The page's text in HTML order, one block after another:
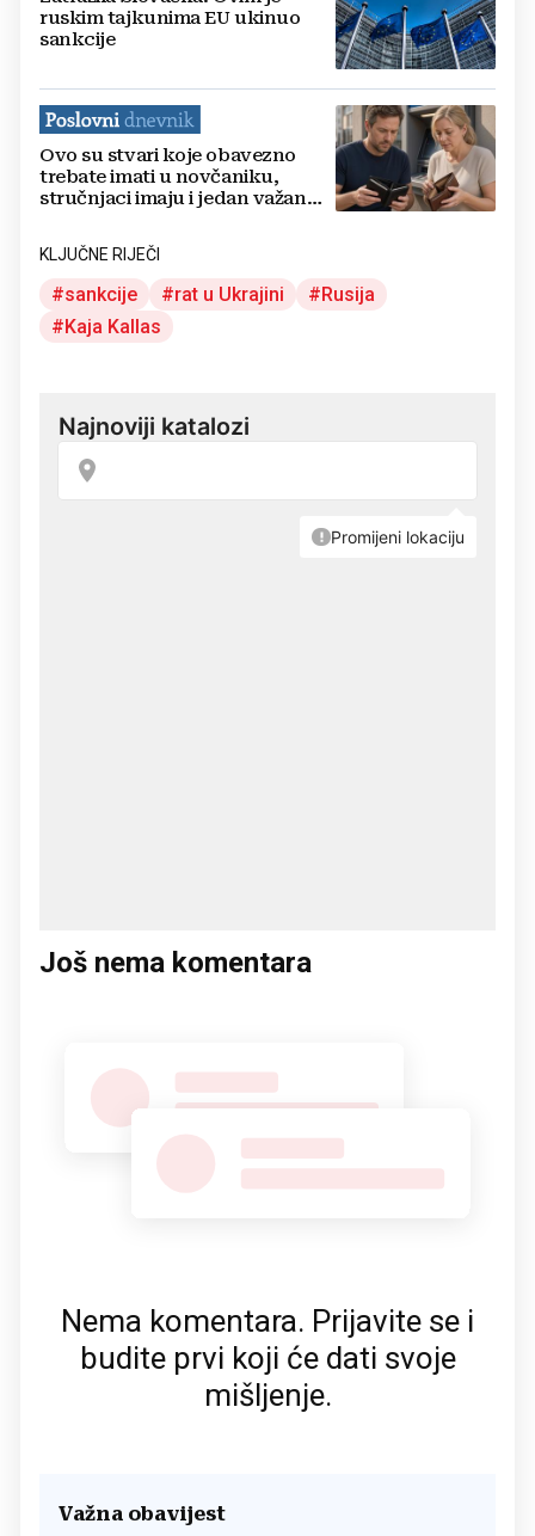
ruskim tajkunima EU ukinuo
sankcije
Ovo su stvari koje obavezno
trebate imati u novčaniku,
stručnjaci imaju i jedan važan
KLJUČNE RIJEČI
sankcije rat u Ukrajini
Rusija
Kaja Kallas
Još nema komentara
Nema komentara. Prijavite se i
budite prvi koji će dati svoje
mišljenje.
Važna obavijest